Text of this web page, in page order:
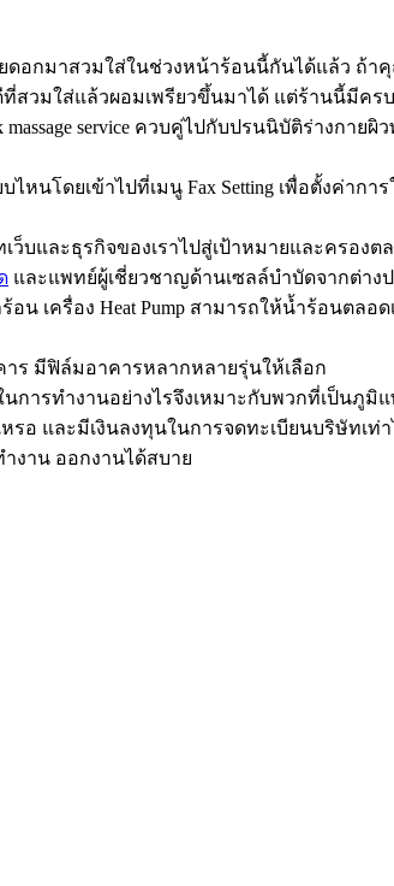
กมาสวมใส่ในช่วงหน้าร้อนนี้กันได้แล้ว ถ้า
สวมใส่แล้วผอมเพรียวขึ้นมาได้ แต่ร้านนี้มีครบ
service ควบคู่ไปกับปรนนิบัติร่างกา
หนโดยเข้าไปที่เมนู Fax Setting เพื่อตั้งค่าก
บและธุรกิจของเราไปสู่เป้าหมายและครองต
และแพทย์ผู้เชี่ยวชาญด้านเซลล์บำบัดจากต่าง
น เครื่อง Heat Pump สามารถให้น้ำร้อนตล
ร มีฟิล์มอาคารหลากหลายรุ่นให้เลือก
ารทำงานอย่างไรจึงเหมาะกับพวกที่เป็นภูมิแ
รอ และมีเงินลงทุนในการจดทะเบียนบริษัทเท่
งาน ออกงานได้สบาย